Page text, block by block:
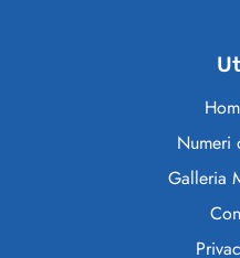
Numeri
Galleria